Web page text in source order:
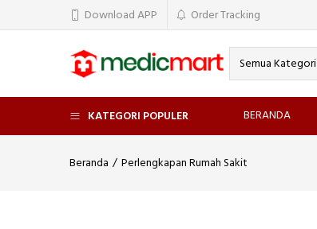
Download APP Order Tracking
Semua Kategori
KATEGORI POPULER BERANDA
Beranda Perlengkapan Rumah Sakit